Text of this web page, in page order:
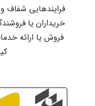
فرایندهایی شفاف و
خریداران یا
فروش یا ارائه